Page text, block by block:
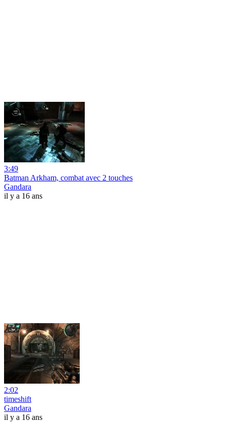
3:49
Batman Arkham, combat avec 2 touches
Gandara
il y a 16 ans
2:02
timeshift
Gandara
il y a 16 ans